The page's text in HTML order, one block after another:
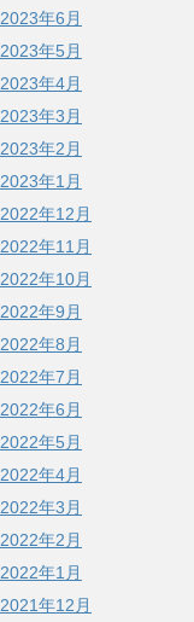
2023年6月
2023年5月
2023年4月
2023年3月
2023年2月
2023年1月
2022年12月
2022年11月
2022年10月
2022年9月
2022年8月
2022年7月
2022年6月
2022年5月
2022年4月
2022年3月
2022年2月
2022年1月
2021年12月